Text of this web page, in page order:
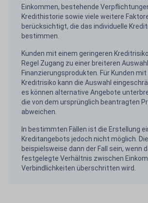
Einkommen, bestehende
Kredithistorie sowie viele weitere
berücksichtigt, die das individuelle
bestimmen.
Kunden mit einem geringeren
Regel Zugang zu einer breiteren
Finanzierungsprodukten. Für Kunden
Kreditrisiko kann die Auswahl
es können alternative Angebote
die von dem ursprünglich beantragten
abweichen.
In bestimmten Fällen ist die Erstellung
Kreditangebots jedoch nicht möglich.
beispielsweise dann der Fall sein, wenn
festgelegte Verhältnis zwischen
Verbindlichkeiten überschritten wird.